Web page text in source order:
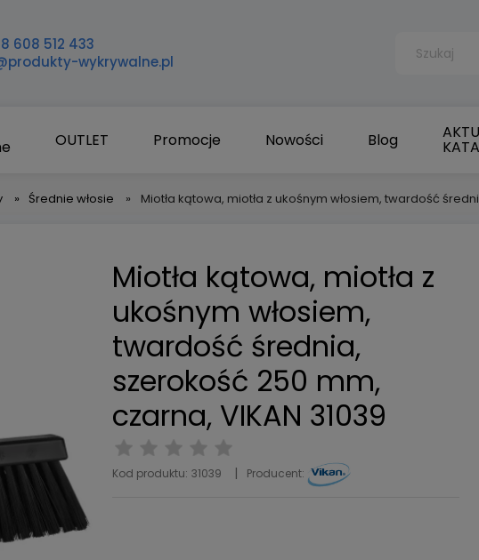
608 512 433
wykrywalne.pl
OUTLET Promocje Nowości Blog
» Średnie włosie » Miotła kątowa, miotła z ukośnym włosiem, twardość
Miotła kątowa, miotła z
ukośnym włosiem,
twardość średnia,
szerokość 250 mm,
czarna, VIKAN 31039
Kod produktu: 31039 Producent: